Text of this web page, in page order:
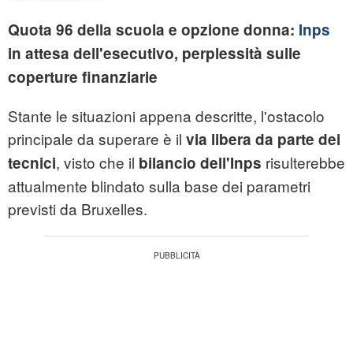
Quota 96 della scuola e opzione donna: Inps
in attesa dell'esecutivo, perplessità sulle
coperture finanziarie
Stante le situazioni appena descritte, l'ostacolo
principale da superare è il via libera da parte dei
tecnici, visto che il bilancio dell'Inps risulterebbe
attualmente blindato sulla base dei parametri
previsti da Bruxelles.